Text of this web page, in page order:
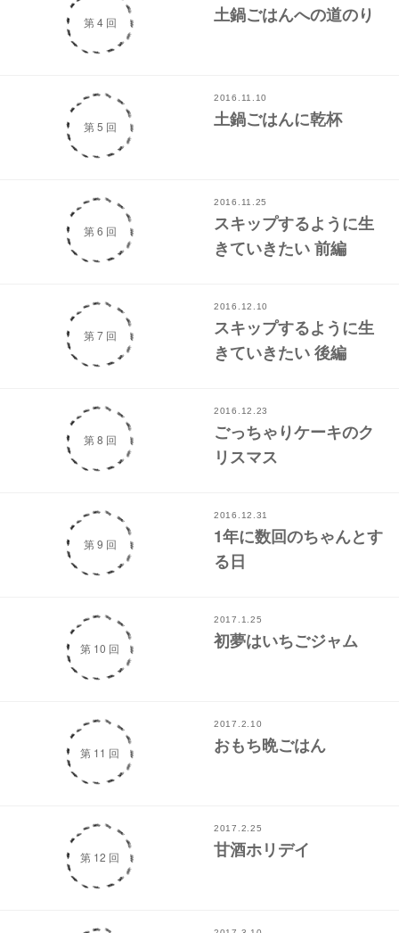
第 4 回 土鍋ごはんへの道のり
第 5 回
2016.11.10
土鍋ごはんに乾杯
第 6 回
2016.11.25
スキップするように生
きていきたい 前編
第 7 回
2016.12.10
スキップするように生
きていきたい 後編
第 8 回
2016.12.23
ごっちゃりケーキのク
リスマス
第 9 回
2016.12.31
1年に数回のちゃんとす
る日
第 10 回
2017.1.25
初夢はいちごジャム
第 11 回
2017.2.10
おもち晩ごはん
第 12 回
2017.2.25
甘酒ホリデイ